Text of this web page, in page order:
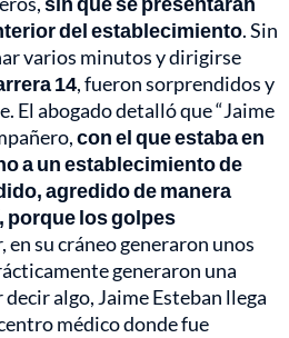
del establecimiento. Sin
varios minutos y dirigirse
14, fueron sorprendidos y
El abogado detalló que “Jaime
con el que estaba en
a un establecimiento de
agredido de manera
porque los golpes
en su cráneo generaron unos
generaron una
algo, Jaime Esteban llega
médico donde fue